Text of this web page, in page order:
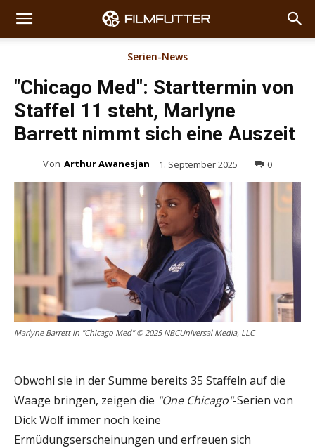
Serien-News
"Chicago Med": Starttermin von
Staffel 11 steht, Marlyne
Barrett nimmt sich eine Auszeit
Von Arthur Awanesjan 1. September 2025 0
Marlyne Barrett in "Chicago Med" © 2025 NBCUniversal Media, LLC
Obwohl sie in der Summe bereits 35 Staffeln auf die
Waage bringen, zeigen die "One Chicago"-Serien von
Dick Wolf immer noch keine
Ermüdungserscheinungen und erfreuen sich